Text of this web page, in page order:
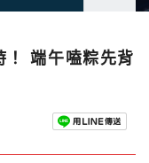
端午嗑粽先背